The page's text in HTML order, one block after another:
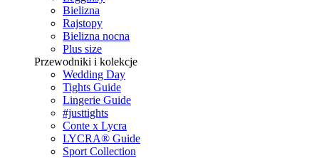
Bielizna
Rajstopy
Bielizna nocna
Plus size
Przewodniki i kolekcje
Wedding Day
Tights Guide
Lingerie Guide
#justtights
Conte x Lycra
LYCRA® Guide
Sport Сollection